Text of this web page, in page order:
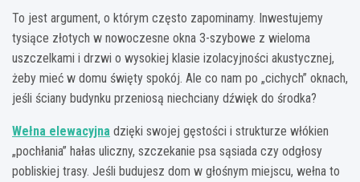
To jest argument, o którym często zapominamy. Inwestujemy
tysiące złotych w nowoczesne okna 3-szybowe z wieloma
uszczelkami i drzwi o wysokiej klasie izolacyjności akustycznej,
żeby mieć w domu święty spokój. Ale co nam po „cichych” oknach,
jeśli ściany budynku przeniosą niechciany dźwięk do środka?
Wełna elewacyjna dzięki swojej gęstości i strukturze włókien
„pochłania” hałas uliczny, szczekanie psa sąsiada czy odgłosy
pobliskiej trasy. Jeśli budujesz dom w głośnym miejscu, wełna to